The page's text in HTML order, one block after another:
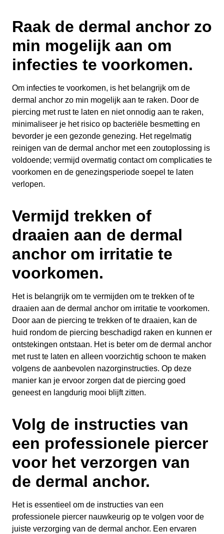
Raak de dermal anchor zo
min mogelijk aan om
infecties te voorkomen.
Om infecties te voorkomen, is het belangrijk om de
dermal anchor zo min mogelijk aan te raken. Door de
piercing met rust te laten en niet onnodig aan te raken,
minimaliseer je het risico op bacteriële besmetting en
bevorder je een gezonde genezing. Het regelmatig
reinigen van de dermal anchor met een zoutoplossing is
voldoende; vermijd overmatig contact om complicaties te
voorkomen en de genezingsperiode soepel te laten
verlopen.
Vermijd trekken of
draaien aan de dermal
anchor om irritatie te
voorkomen.
Het is belangrijk om te vermijden om te trekken of te
draaien aan de dermal anchor om irritatie te voorkomen.
Door aan de piercing te trekken of te draaien, kan de
huid rondom de piercing beschadigd raken en kunnen er
ontstekingen ontstaan. Het is beter om de dermal anchor
met rust te laten en alleen voorzichtig schoon te maken
volgens de aanbevolen nazorginstructies. Op deze
manier kan je ervoor zorgen dat de piercing goed
geneest en langdurig mooi blijft zitten.
Volg de instructies van
een professionele piercer
voor het verzorgen van
de dermal anchor.
Het is essentieel om de instructies van een
professionele piercer nauwkeurig op te volgen voor de
juiste verzorging van de dermal anchor. Een ervaren